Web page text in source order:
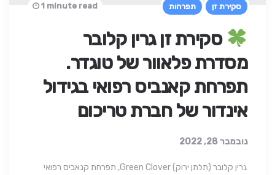
סקירת זן תפרחות
סקירת זן גרין קלובר
מסדרת פלאוור של טוגדר.
תפרחת קאנביס רפואי בגידול
אינדור של חברת טריכום
נובמבר 28, 2022
1 minute read
גרין קלובר (תלתן ירוק) Green Clover, תפרחת קנאביס רפואי